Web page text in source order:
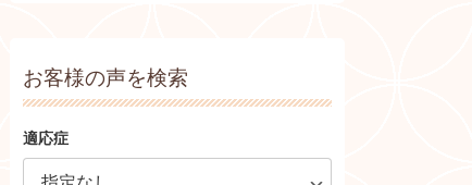
お客様の声を検索
適応症